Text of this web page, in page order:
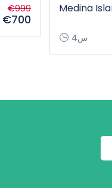
€999
€700
Medina
4س